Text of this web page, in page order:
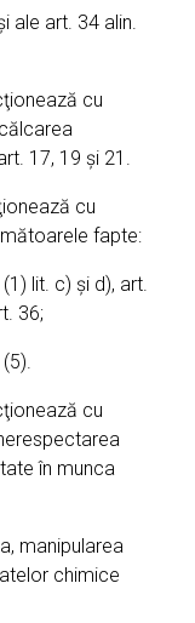
ale art. 34 alin.
cu
17, 19 şi 21.
cu
fapte:
lit. c) şi d), art.
36;
cu
în munca
manipularea
chimice